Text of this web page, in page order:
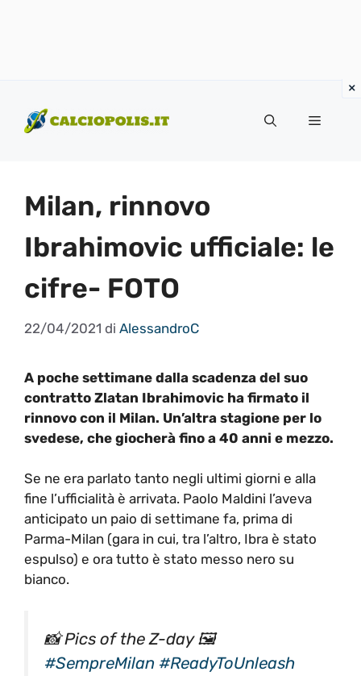
contenuto
Menu
Milan, rinnovo
Ibrahimovic ufficiale: le
cifre- FOTO
22/04/2021 di AlessandroC
A poche settimane dalla scadenza del suo
contratto Zlatan Ibrahimovic ha firmato il
rinnovo con il Milan. Un’altra stagione per lo
svedese, che giocherà fino a 40 anni e mezzo.
Se ne era parlato tanto negli ultimi giorni e alla
fine l’ufficialità è arrivata. Paolo Maldini l’aveva
anticipato un paio di settimane fa, prima di
Parma-Milan (gara in cui, tra l’altro, Ibra è stato
espulso) e ora tutto è stato messo nero su
bianco.
📸 Pics of the Z-day 🖼️
#SempreMilan #ReadyToUnleash